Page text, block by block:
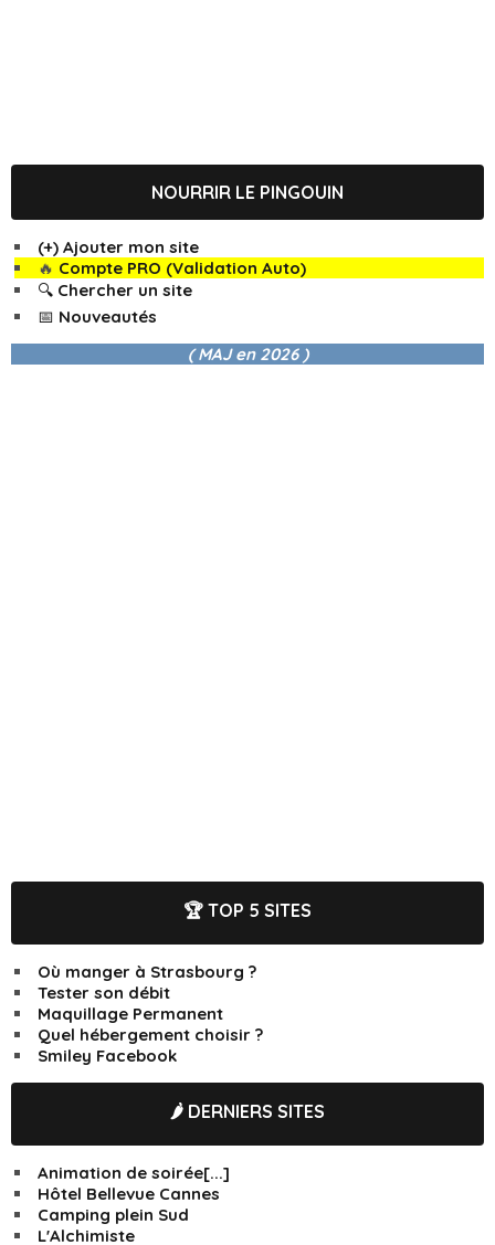
NOURRIR LE PINGOUIN
(+) Ajouter mon site
🔥 Compte PRO (Validation Auto)
🔍 Chercher un site
📅 Nouveautés
( MAJ en 2026 )
🏆 TOP 5 SITES
Où manger à Strasbourg ?
Tester son débit
Maquillage Permanent
Quel hébergement choisir ?
Smiley Facebook
🌶️ DERNIERS SITES
Animation de soirée[...]
Hôtel Bellevue Cannes
Camping plein Sud
L'Alchimiste